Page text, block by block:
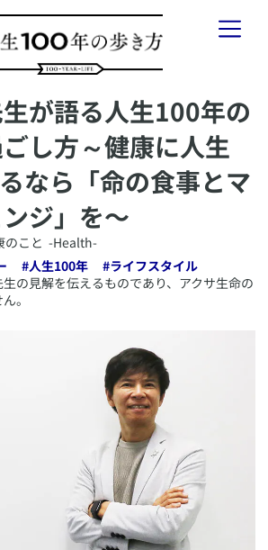
き方」とは
-
-
-Business-
が語る人生100年の
し方～健康に人生
なら「命の食事とマ
ジ」を〜
のこと -Health-
#人生100年 #ライフスタイル
の見解を伝えるものであり、アクサ生命の
。